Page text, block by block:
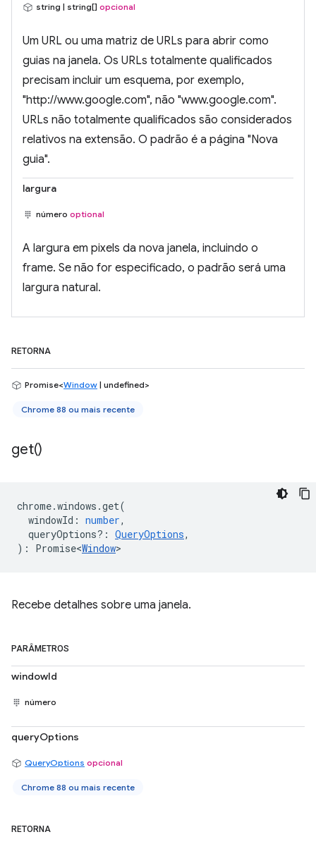
string | string[] opcional
Um URL ou uma matriz de URLs para abrir como
guias na janela. Os URLs totalmente qualificados
precisam incluir um esquema, por exemplo,
"http://www.google.com", não "www.google.com".
URLs não totalmente qualificados são considerados
relativos na extensão. O padrão é a página "Nova
guia".
largura
número optional
A largura em pixels da nova janela, incluindo o
frame. Se não for especificado, o padrão será uma
largura natural.
RETORNA
Promise<Window | undefined>
Chrome 88 ou mais recente
get()
chrome.windows .get(
windowId : number,
queryOptions? : QueryOptions,
) : Promise<Window>
Recebe detalhes sobre uma janela.
PARÂMETROS
windowId
número
queryOptions
QueryOptions opcional
Chrome 88 ou mais recente
RETORNA